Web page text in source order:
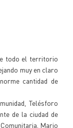
todo el territorio
muy en claro
cantidad de
Telésforo
de la ciudad de
Mario